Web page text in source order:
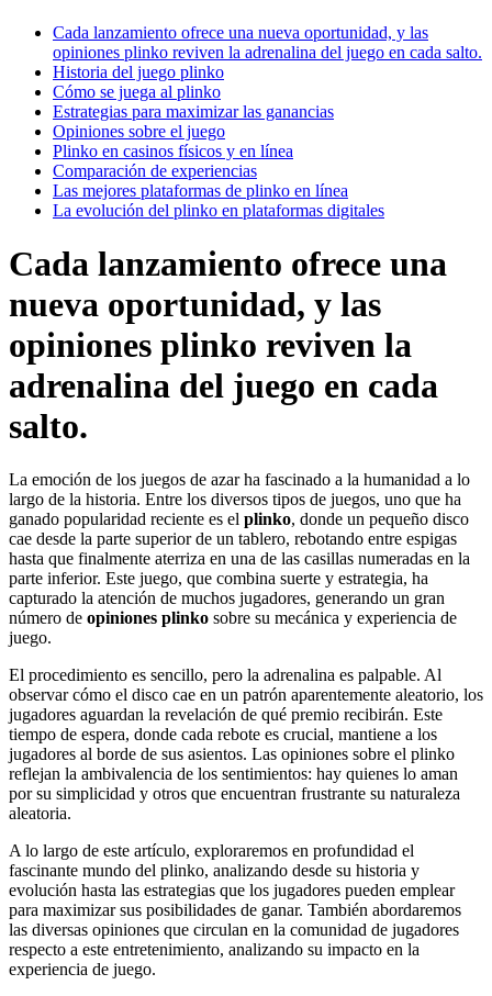
Cada lanzamiento ofrece una nueva oportunidad, y las
opiniones plinko reviven la adrenalina del juego en cada salto.
Historia del juego plinko
Cómo se juega al plinko
Estrategias para maximizar las ganancias
Opiniones sobre el juego
Plinko en casinos físicos y en línea
Comparación de experiencias
Las mejores plataformas de plinko en línea
La evolución del plinko en plataformas digitales
Cada lanzamiento ofrece una
nueva oportunidad, y las
opiniones plinko reviven la
adrenalina del juego en cada
salto.
La emoción de los juegos de azar ha fascinado a la humanidad a lo
largo de la historia. Entre los diversos tipos de juegos, uno que ha
ganado popularidad reciente es el plinko, donde un pequeño disco
cae desde la parte superior de un tablero, rebotando entre espigas
hasta que finalmente aterriza en una de las casillas numeradas en la
parte inferior. Este juego, que combina suerte y estrategia, ha
capturado la atención de muchos jugadores, generando un gran
número de opiniones plinko sobre su mecánica y experiencia de
juego.
El procedimiento es sencillo, pero la adrenalina es palpable. Al
observar cómo el disco cae en un patrón aparentemente aleatorio, los
jugadores aguardan la revelación de qué premio recibirán. Este
tiempo de espera, donde cada rebote es crucial, mantiene a los
jugadores al borde de sus asientos. Las opiniones sobre el plinko
reflejan la ambivalencia de los sentimientos: hay quienes lo aman
por su simplicidad y otros que encuentran frustrante su naturaleza
aleatoria.
A lo largo de este artículo, exploraremos en profundidad el
fascinante mundo del plinko, analizando desde su historia y
evolución hasta las estrategias que los jugadores pueden emplear
para maximizar sus posibilidades de ganar. También abordaremos
las diversas opiniones que circulan en la comunidad de jugadores
respecto a este entretenimiento, analizando su impacto en la
experiencia de juego.